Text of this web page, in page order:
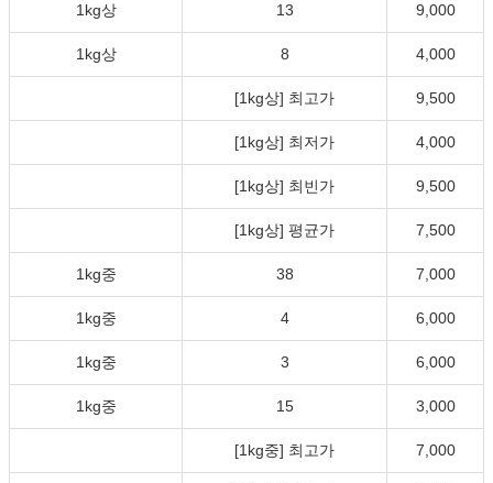
1kg상 13 9,000
1kg상 8 4,000
[1kg상] 최고가 9,500
[1kg상] 최저가 4,000
[1kg상] 최빈가 9,500
[1kg상] 평균가 7,500
1kg중 38 7,000
1kg중 4 6,000
1kg중 3 6,000
1kg중 15 3,000
[1kg중] 최고가 7,000